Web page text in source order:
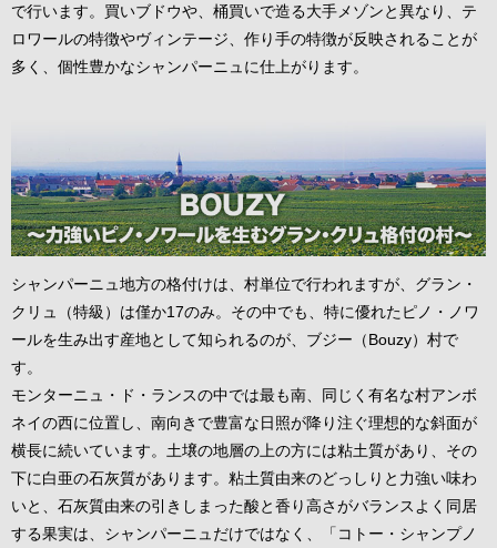
で行います。買いブドウや、桶買いで造る大手メゾンと異なり、テ
ロワールの特徴やヴィンテージ、作り手の特徴が反映されることが
多く、個性豊かなシャンパーニュに仕上がります。
シャンパーニュ地方の格付けは、村単位で行われますが、グラン・
クリュ（特級）は僅か17のみ。その中でも、特に優れたピノ・ノワ
ールを生み出す産地として知られるのが、ブジー（Bouzy）村で
す。
モンターニュ・ド・ランスの中では最も南、同じく有名な村アンボ
ネイの西に位置し、南向きで豊富な日照が降り注ぐ理想的な斜面が
横長に続いています。土壌の地層の上の方には粘土質があり、その
下に白亜の石灰質があります。粘土質由来のどっしりと力強い味わ
いと、石灰質由来の引きしまった酸と香り高さがバランスよく同居
する果実は、シャンパーニュだけではなく、「コトー・シャンプノ